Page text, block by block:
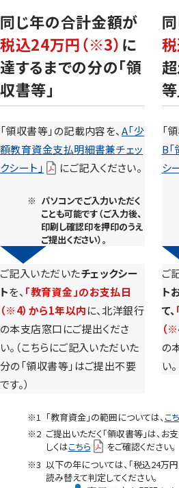
同じ年の合計金額が
税込24万円（※3） に
達するまでの分の「領
収書等」
「領収書等」の記載内容を、 A「少
額教育資金支払明細書兼チェッ
クシート」
にご記入ください。
※ パソコンでご入力いただく
ことも可能です（ご入力後、
印刷し確認印を押印のうえ
ご提出ください）。
↓
ご記入いただいたチェックシー
トを、 「教育資金」のお支払日
（※4）から1年以内に、北洋銀行
の本支店窓口にご提出くださ
い。（こちらにご記入いただいた
分の「領収書等」はご提出不要
です。）
等
「
B
シ
↓
ご
ト
て、
（
の
い。
※1 「教育資金」の範囲については、こ
※2 ご提出いただく「領収書等」は、お
しくはこちら
をご確認ください。
※3 以下の年については、「税込24万
読み替えて判定してください。